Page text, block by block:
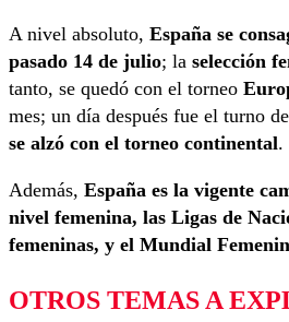
A nivel absoluto, España se
pasado 14 de julio; la selección
tanto, se quedó con el torneo
mes; un día después fue el turno de
se alzó con el torneo continental.
Además, España es la vigente
nivel femenina, las Ligas de
femeninas, y el Mundial
OTROS TEMAS A